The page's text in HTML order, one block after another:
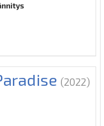
(2022)